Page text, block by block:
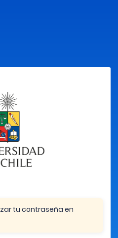
tu contraseña en